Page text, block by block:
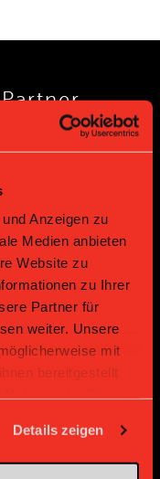
Anzeigen zu
Medien anbieten
Website zu
zu Ihrer
Partner für
weiter. Unsere
mit
bereitgestellt
Details zeigen
Partner